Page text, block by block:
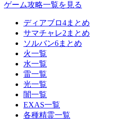
ゲーム攻略一覧を見る
ディアブロ4まとめ
サマチャレ2まとめ
ソルバン6まとめ
火一覧
水一覧
雷一覧
光一覧
闇一覧
EXAS一覧
各種精霊一覧